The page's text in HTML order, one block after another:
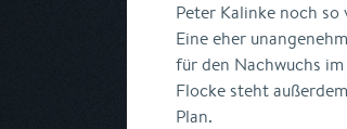
Peter Kalinke noch so
Eine eher
für den Nachwuchs
Flocke steht
Plan.